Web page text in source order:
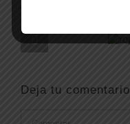
Deja tu comentario
Comentar